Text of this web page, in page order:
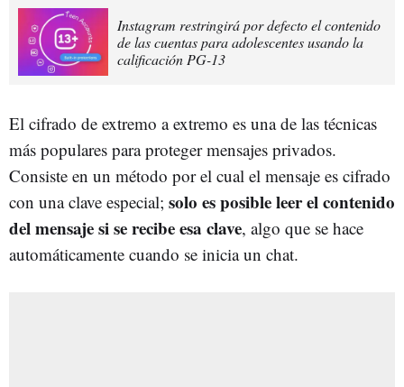
Instagram restringirá por defecto el contenido
de las cuentas para adolescentes usando la
calificación PG-13
El cifrado de extremo a extremo es una de las técnicas
más populares para proteger mensajes privados.
Consiste en un método por el cual el mensaje es cifrado
con una clave especial; solo es posible leer el contenido
del mensaje si se recibe esa clave, algo que se hace
automáticamente cuando se inicia un chat.